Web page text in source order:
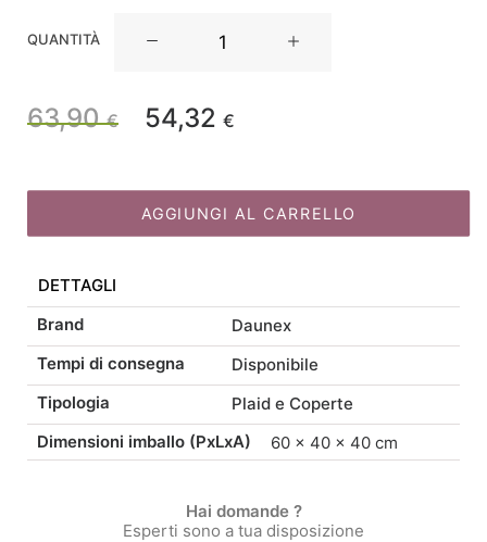
QUANTITÀ
Play
63,90€
originale
63,90 €.
54,32 €
attuale
54,32 €.
AGGIUNGI AL CARRELLO
DETTAGLI
Brand
Daunex
Tempi di consegna
Disponibile
Tipologia
Plaid e Coperte
Dimensioni imballo (PxLxA)
60 × 40 × 40 cm
Hai domande ?
Esperti sono a tua disposizione